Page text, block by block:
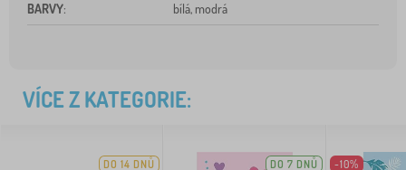
BARVY: bílá, modrá
VÍCE Z KATEGORIE:
DO 14 DNŮ DO 7 DNŮ -10%